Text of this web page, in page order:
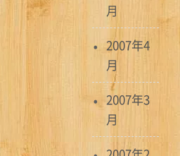
月
2007年4
月
2007年3
月